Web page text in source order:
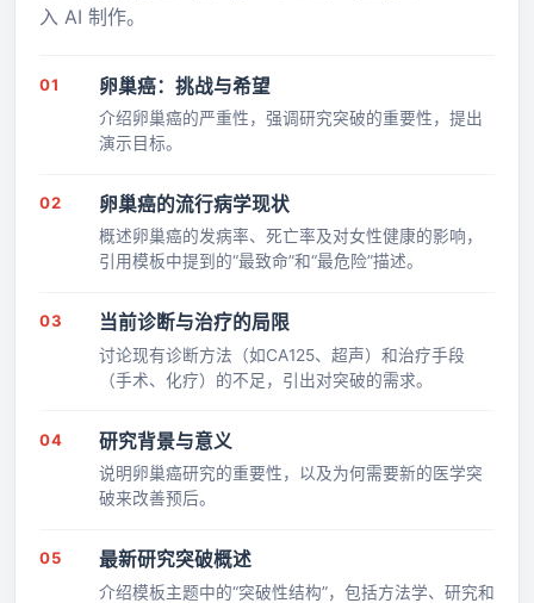
入 AI 制作。
01 卵巢癌：挑战与希望
介绍卵巢癌的严重性，强调研究突破的重要性，提出
演示目标。
02 卵巢癌的流行病学现状
概述卵巢癌的发病率、死亡率及对女性健康的影响，
引用模板中提到的“最致命”和“最危险”描述。
03 当前诊断与治疗的局限
讨论现有诊断方法（如CA125、超声）和治疗手段
（手术、化疗）的不足，引出对突破的需求。
04 研究背景与意义
说明卵巢癌研究的重要性，以及为何需要新的医学突
破来改善预后。
05 最新研究突破概述
介绍模板主题中的“突破性结构”，包括方法学、研究和